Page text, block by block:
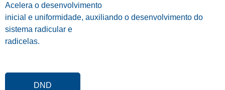
Acelera o desenvolvimento
inicial e uniformidade, auxiliando o desenvolvimento do
sistema radicular e
radicelas.
DND